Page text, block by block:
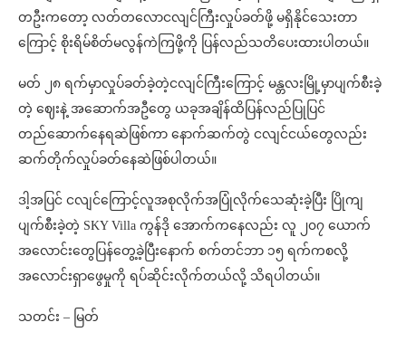
တဦးကတော့ လတ်တလောငလျင်ကြီးလှုပ်ခတ်ဖို့ မရှိနိုင်သေးတာ
ကြောင့် စိုးရိမ်စိတ်မလွန်ကဲကြဖို့ကို ပြန်လည်သတိပေးထားပါတယ်။
မတ် ၂၈ ရက်မှာလှုပ်ခတ်ခဲ့တဲ့ငလျင်ကြီးကြောင့် ‌မန္တလးမြို့မှာပျက်စီးခဲ့
တဲ့ ဈေးနဲ့ အဆောက်အဦတွေ ယခုအချိန်ထိပြန်လည်ပြုပြင်
တည်ဆောက်နေရဆဲဖြစ်ကာ နောက်ဆက်တွဲ ငလျင်ငယ်တွေလည်း
ဆက်တိုက်လှုပ်ခတ်နေဆဲဖြစ်ပါတယ်။
ဒါ့အပြင် ငလျင်ကြောင့်လူအစုလိုက်အပြုံလိုက်သေဆုံးခဲ့ပြီး ပြိုကျ
ပျက်စီးခဲ့တဲ့ SKY Villa ကွန်ဒို အောက်ကနေလည်း လူ ၂၀၇ ယောက်
အလောင်းတွေပြန်တွေ့ခဲ့ပြီးနောက် စက်တင်ဘာ ၁၅ ရက်‌ကစလို့
အလောင်းရှာဖွေမှုကို ရပ်ဆိုင်းလိုက်တယ်လို့ သိရပါတယ်။
သတင်း – မြတ်